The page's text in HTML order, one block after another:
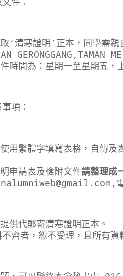
‘清寒證明’正本，同學需
GERONGGANG,TAMAN
時間為：星期一至星期五
項：
用繁體字填寫表格，自傳及
申請表及檢附文件請整理成
,
供代郵寄清寒證明正本。
齊者，恕不受理，且所有資